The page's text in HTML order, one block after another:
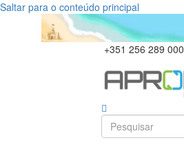
Saltar para o conteúdo principal
+351 256 289 000